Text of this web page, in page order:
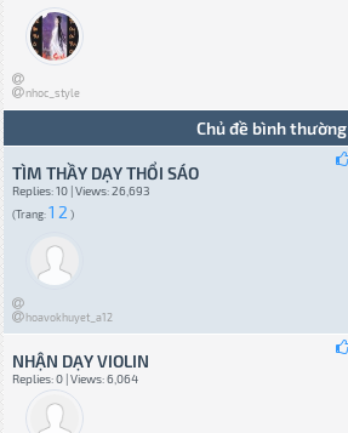
nhoc_style
Chủ đề bình thường
TÌM THẦY DẠY THỔI SÁO
Replies: 10 | Views: 26,693
(Trang:1 2 )
hoavokhuyet_a12
NHẬN DẠY VIOLIN
Replies: 0 | Views: 6,064